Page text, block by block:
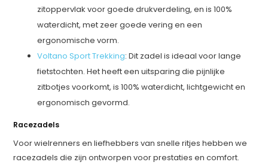
zitoppervlak voor goede drukverdeling, en is 100%
waterdicht, met zeer goede vering en een
ergonomische vorm.
Voltano Sport Trekking: Dit zadel is ideaal voor lange
fietstochten. Het heeft een uitsparing die pijnlijke
zitbotjes voorkomt, is 100% waterdicht, lichtgewicht en
ergonomisch gevormd.
Racezadels
Voor wielrenners en liefhebbers van snelle ritjes hebben we
racezadels die zijn ontworpen voor prestaties en comfort.